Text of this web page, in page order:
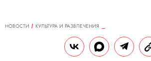
НОВОСТИ
КУЛЬТУРА И РАЗВЛЕЧЕНИЯ
«Куча материала будет